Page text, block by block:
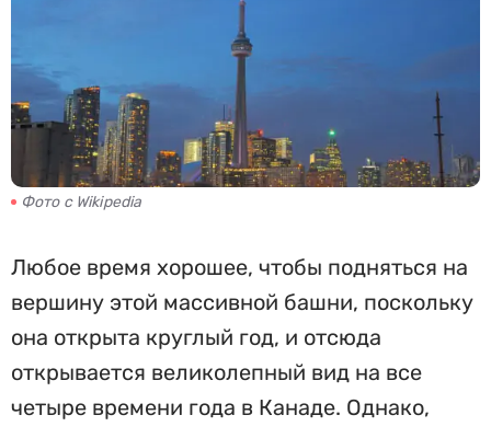
Фото с Wikipedia
Любое время хорошее, чтобы подняться на
вершину этой массивной башни, поскольку
она открыта круглый год, и отсюда
открывается великолепный вид на все
четыре времени года в Канаде. Однако,